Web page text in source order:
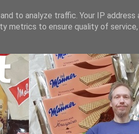
to analyze traffic. Your IP address
metrics to ensure quality of